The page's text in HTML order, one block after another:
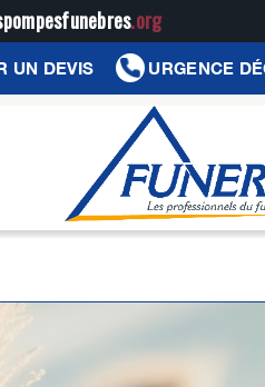
.org
UN DEVIS URGENCE